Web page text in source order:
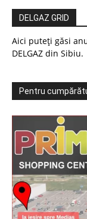
DELGAZ GRID
Aici puteți găsi
DELGAZ din Sibiu.
Pentru